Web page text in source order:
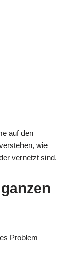
auf den
wie
vernetzt sind.
Problem